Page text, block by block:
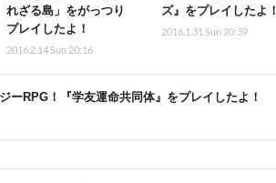
れざる島」をがっつり
プレイしたよ！
2016.2.14 Sun 20:16
ズ』をプレイしたよ！
2016.1.31 Sun 20:39
ーRPG！『学友運命共同体』をプレイしたよ！